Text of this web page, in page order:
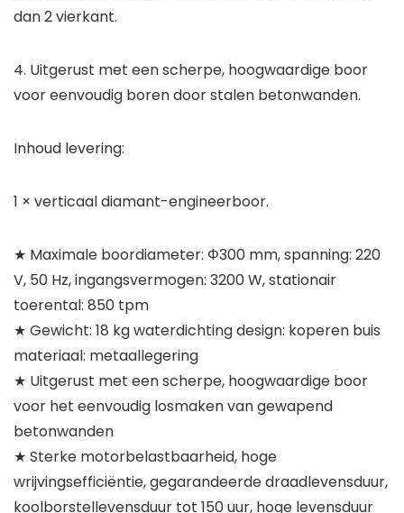
dan 2 vierkant.
4. Uitgerust met een scherpe, hoogwaardige boor
voor eenvoudig boren door stalen betonwanden.
Inhoud levering:
1 × verticaal diamant-engineerboor.
★ Maximale boordiameter: Φ300 mm, spanning: 220
V, 50 Hz, ingangsvermogen: 3200 W, stationair
toerental: 850 tpm
★ Gewicht: 18 kg waterdichting design: koperen buis
materiaal: metaallegering
★ Uitgerust met een scherpe, hoogwaardige boor
voor het eenvoudig losmaken van gewapend
betonwanden
★ Sterke motorbelastbaarheid, hoge
wrijvingsefficiëntie, gegarandeerde draadlevensduur,
koolborstellevensduur tot 150 uur, hoge levensduur